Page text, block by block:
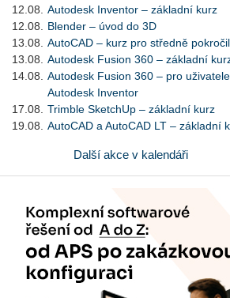
12.08.
Autodesk Inventor – základní kurz
12.08.
Blender – úvod do 3D
13.08.
AutoCAD – kurz pro středně
13.08.
Autodesk Fusion 360 – základní
14.08.
Autodesk Fusion 360 – pro uživatele
Autodesk Inventor
17.08.
Trimble SketchUp – základní kurz
19.08.
AutoCAD a AutoCAD LT – základní
Další akce v kalendáři